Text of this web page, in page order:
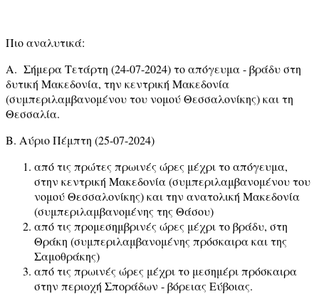
Πιο αναλυτικά:
Α. Σήμερα Τετάρτη (24-07-2024) το απόγευμα - βράδυ στη
δυτική Μακεδονία, την κεντρική Μακεδονία
(συμπεριλαμβανομένου του νομού Θεσσαλονίκης) και τη
Θεσσαλία.
Β. Αύριο Πέμπτη (25-07-2024)
από τις πρώτες πρωινές ώρες μέχρι το απόγευμα,
στην κεντρική Μακεδονία (συμπεριλαμβανομένου του
νομού Θεσσαλονίκης) και την ανατολική Μακεδονία
(συμπεριλαμβανομένης της Θάσου)
από τις προμεσημβρινές ώρες μέχρι το βράδυ, στη
Θράκη (συμπεριλαμβανομένης πρόσκαιρα και της
Σαμοθράκης)
από τις πρωινές ώρες μέχρι το μεσημέρι πρόσκαιρα
στην περιοχή Σποράδων - βόρειας Εύβοιας.